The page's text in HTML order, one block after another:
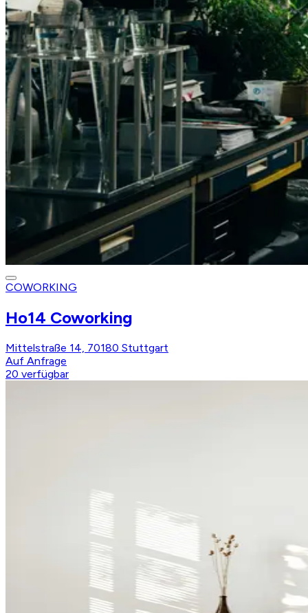
COWORKING
Ho14 Coworking
Mittelstraße 14, 70180 Stuttgart
Auf Anfrage
20 verfügbar